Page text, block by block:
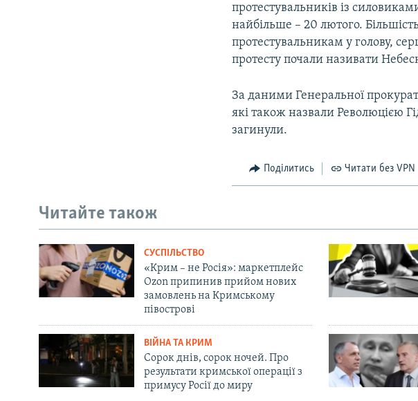
протестувальників із
найбільше – 20 лютого.
протестувальникам у голову,
протесту почали називати
За даними Генеральної
які також назвали Революцією
загинули.
Поділитись Читати без VPN
Читайте також
СУСПІЛЬСТВО
«Крим – не Росія»: маркетплейс
Ozon припинив прийом нових
замовлень на Кримському
півострові
ВІЙНА ТА КРИМ
Сорок днів, сорок ночей. Про
результати кримської операції з
примусу Росії до миру